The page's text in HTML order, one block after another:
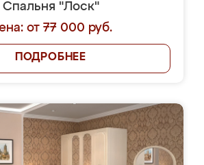
Спальня "Лоск"
от 77 000 руб.
ПОДРОБНЕЕ